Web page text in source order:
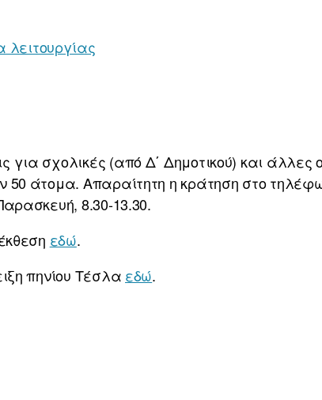
για σχολικές (από Δ΄ Δημοτικού) και άλλες
50 άτομα. Απαραίτητη η κράτηση στο
8.30-13.30.
εδώ.
πηνίου Τέσλα εδώ.